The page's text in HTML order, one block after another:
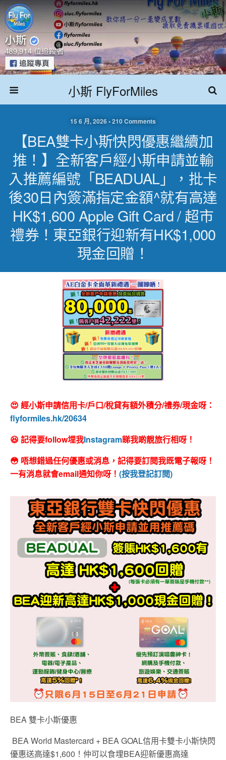
小斯 FlyForMiles
15 6 月, 2026 • 210 Comments
【BEA雙卡小斯快閃優惠繼續加
推！】全新客戶經小斯申請並輸
入推薦編號「BEADUAL」，批卡
後30日內簽滿指定金額^就有高達
HK$1,600 Apple Gift Card / 超市
禮券！東亞銀行迎新有HK$1,000
現金回贈！
😍 經小斯申請信用卡/戶口/稅貸有額外積分/禮券/現金呀：
flyformiles.hk/20634
😆 記得要follow埋我Instagram睇我啲靚旅行相呀！
😳 唔想錯過任何優惠或消息，記得要訂閱我既電子報呀！
一有消息就會email通知你呀！ (按我登記訂閱)
BEA 雙卡小斯優惠
BEA World Mastercard + BEA GOAL信用卡雙卡小斯快閃
優惠送高達$1,600！仲可以食埋BEA迎新優惠高達